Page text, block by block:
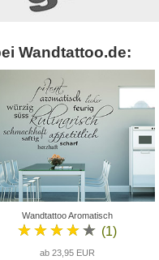
Wandtattoo.de:
Wandtattoo Aromatisch
★★★★★ (1)
ab 23,95 EUR